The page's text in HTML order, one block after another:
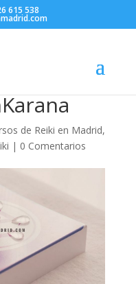
615 538
de Reiki en Madrid,
| 0 Comentarios